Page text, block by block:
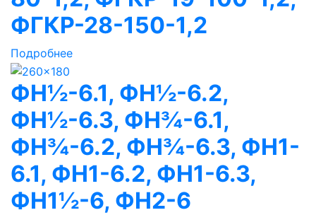
ФГКР-28-150-1,2
Подробнее
ФН½-6.1, ФН½-6.2,
ФН½-6.3, ФН¾-6.1,
ФН¾-6.2, ФН¾-6.3, ФН1-
6.1, ФН1-6.2, ФН1-6.3,
ФН1½-6, ФН2-6